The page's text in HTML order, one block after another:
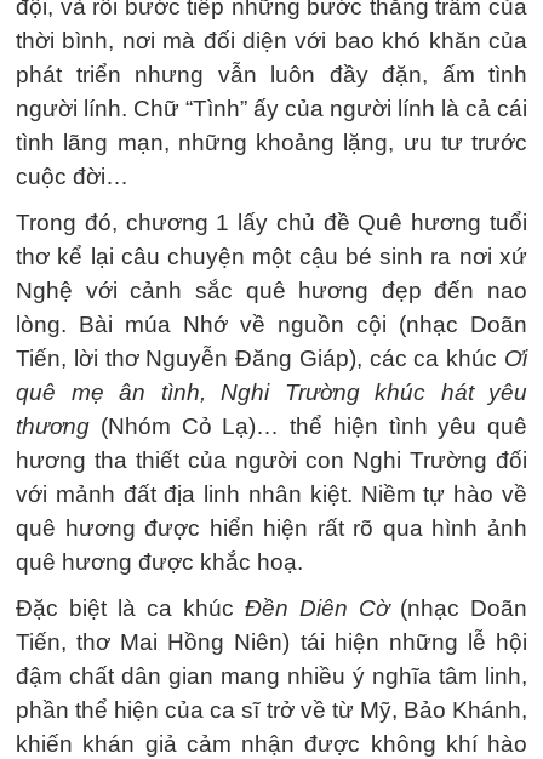
đội, và rồi bước tiếp những bước thăng trầm của
thời bình, nơi mà đối diện với bao khó khăn của
phát triển nhưng vẫn luôn đầy đặn, ấm tình
người lính. Chữ “Tình” ấy của người lính là cả cái
tình lãng mạn, những khoảng lặng, ưu tư trước
cuộc đời…
Trong đó, chương 1 lấy chủ đề Quê hương tuổi
thơ kể lại câu chuyện một cậu bé sinh ra nơi xứ
Nghệ với cảnh sắc quê hương đẹp đến nao
lòng. Bài múa Nhớ về nguồn cội (nhạc Doãn
Tiến, lời thơ Nguyễn Đăng Giáp), các ca khúc Ơi
quê mẹ ân tình, Nghi Trường khúc hát yêu
thương (Nhóm Cỏ Lạ)… thể hiện tình yêu quê
hương tha thiết của người con Nghi Trường đối
với mảnh đất địa linh nhân kiệt. Niềm tự hào về
quê hương được hiển hiện rất rõ qua hình ảnh
quê hương được khắc hoạ.
Đặc biệt là ca khúc Đền Diên Cờ(nhạc Doãn
Tiến, thơ Mai Hồng Niên) tái hiện những lễ hội
đậm chất dân gian mang nhiều ý nghĩa tâm linh,
phần thể hiện của ca sĩ trở về từ Mỹ, Bảo Khánh,
khiến khán giả cảm nhận được không khí hào